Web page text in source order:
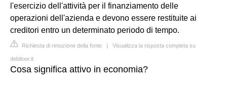
l'esercizio dell'attività per il finanziamento delle
operazioni dell'azienda e devono essere restituite ai
creditori entro un determinato periodo di tempo.
Richiesta di rimozione della fonte | Visualizza la risposta completa su
debitoor.it
Cosa significa attivo in economia?